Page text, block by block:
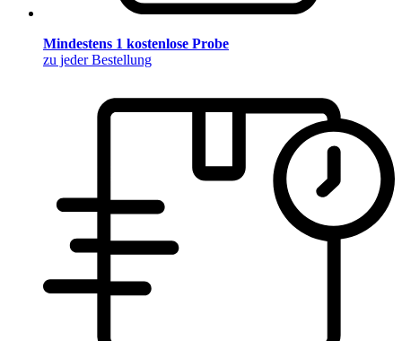
Mindestens 1 kostenlose Probe
zu jeder Bestellung